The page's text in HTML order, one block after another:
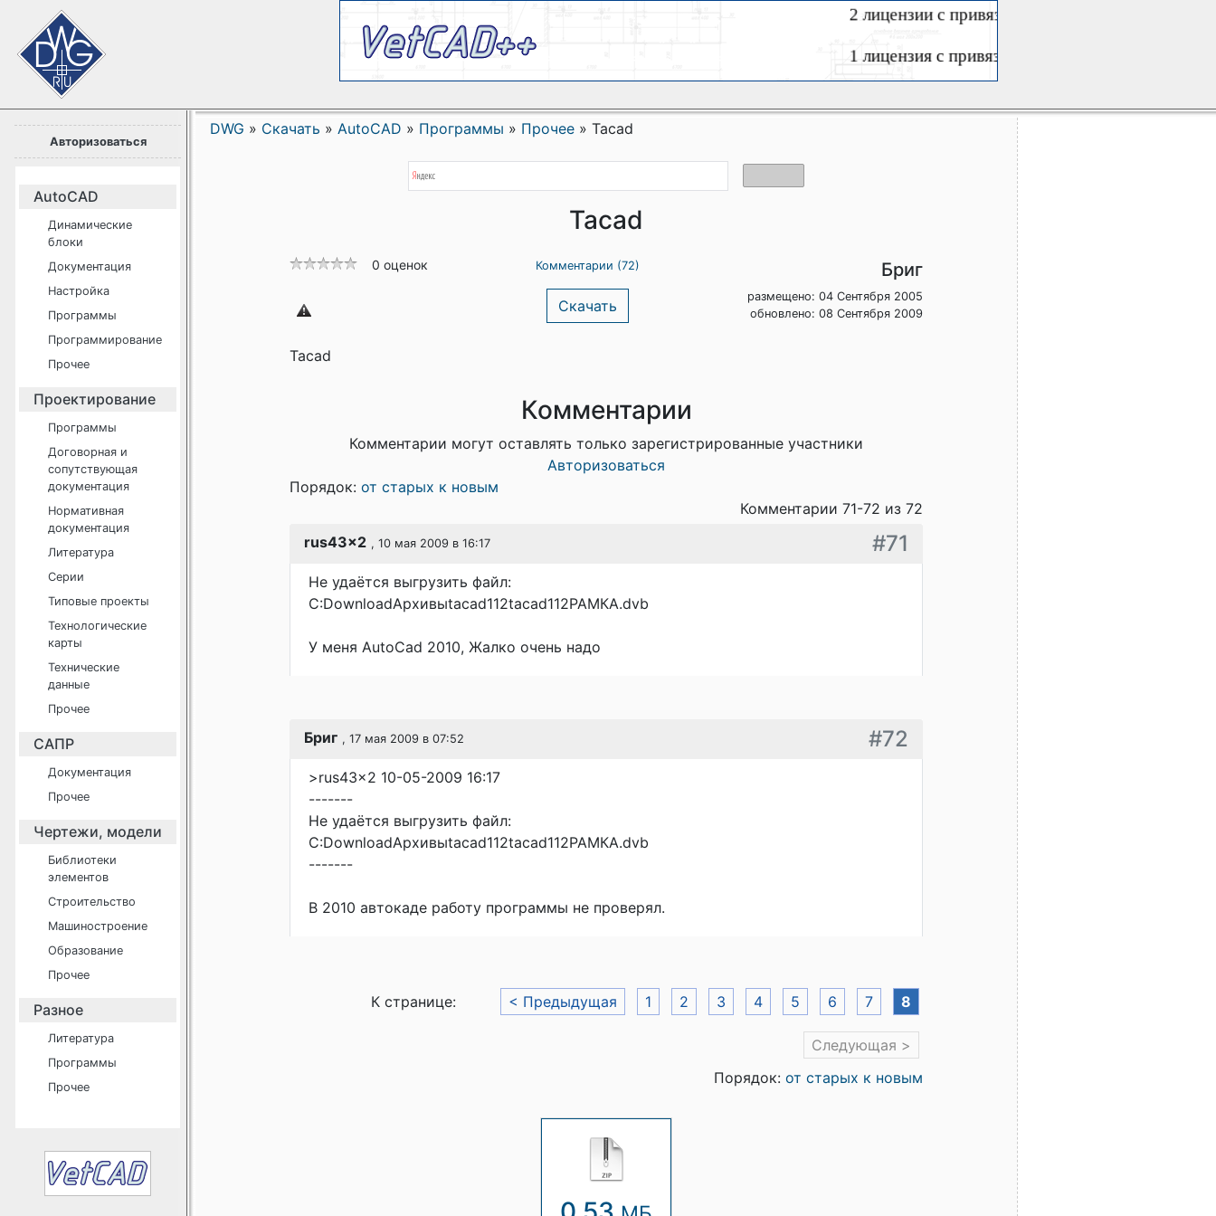
Авторизоваться
AutoCAD
Динамические
блоки
Документация
Настройка
Программы
Программирование
Прочее
Проектирование
Программы
Договорная и
сопутствующая
документация
Нормативная
документация
Литература
Серии
Типовые проекты
Технологические
карты
Технические
данные
Прочее
САПР
Документация
Прочее
Чертежи, модели
Библиотеки
элементов
Строительство
Машиностроение
Образование
Прочее
Разное
Литература
Программы
Прочее
DWG » Скачать » AutoCAD » Программы » Прочее » Tacad
Tacad
0 оценок Комментарии (72)
Скачать
Бриг
размещено: 04 Сентября 2005
обновлено: 08 Сентября 2009
Tacad
Комментарии
Комментарии могут оставлять только зарегистрированные участники
Авторизоваться
Порядок: от старых к новым
Комментарии 71-72 из 72
rus43x2 , 10 мая 2009 в 16:17 #71
Не удаётся выгрузить файл:
С:DownloadАрхивыtacad112tacad112РАМКА.dvb
У меня AutoCad 2010, Жалко очень надо
Бриг , 17 мая 2009 в 07:52 #72
>rus43x2 10-05-2009 16:17
-------
Не удаётся выгрузить файл:
С:DownloadАрхивыtacad112tacad112РАМКА.dvb
-------
В 2010 автокаде работу программы не проверял.
К странице: < Предыдущая 1 2 3 4 5 6 7 8
Следующая >
Порядок: от старых к новым